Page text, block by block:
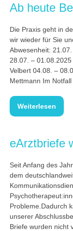
Ab heute
Die Praxis geht in
wir wieder für Sie
Abwesenheit:
28.07. –
Velbert 04.08. –
Mettmann Im
Weiterlesen
eArztbriefe
Seit Anfang des
dem
Probleme.Dadurch
unserer
Briefe wurden nicht